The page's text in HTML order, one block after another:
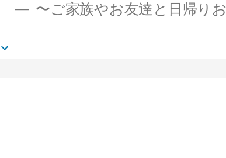
〜ご家族やお友達と日帰り